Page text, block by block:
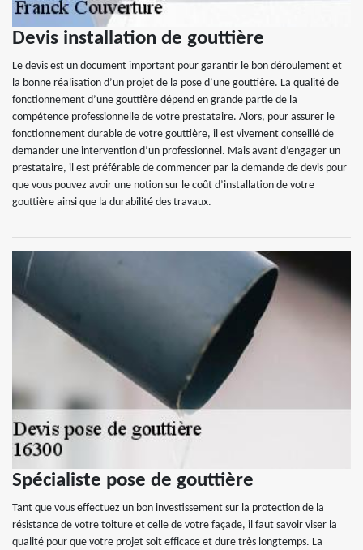
Devis installation de gouttière
Le devis est un document important pour garantir le bon déroulement et
la bonne réalisation d’un projet de la pose d’une gouttière. La qualité de
fonctionnement d’une gouttière dépend en grande partie de la
compétence professionnelle de votre prestataire. Alors, pour assurer le
fonctionnement durable de votre gouttière, il est vivement conseillé de
demander une intervention d’un professionnel. Mais avant d’engager un
prestataire, il est préférable de commencer par la demande de devis pour
que vous pouvez avoir une notion sur le coût d’installation de votre
gouttière ainsi que la durabilité des travaux.
Spécialiste pose de gouttière
Tant que vous effectuez un bon investissement sur la protection de la
résistance de votre toiture et celle de votre façade, il faut savoir viser la
qualité pour que votre projet soit efficace et dure très longtemps. La